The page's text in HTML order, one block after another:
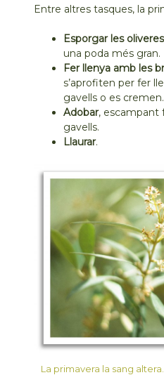
Entre altres tasques, la
Esporgar les oliveres
una poda més gran.
Fer llenya amb les
s’aprofiten per fer
gavells o es cremen.
Adobar, escampant
gavells.
Llaurar.
La primavera la sang